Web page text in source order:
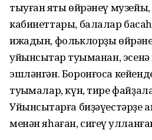
тыуған яҡты өйрәнеү
кабинеттары, балалар
ижадын, фольклорҙы
уйынсыҡтар туҡыманан,
эшләнгән. Боронғоса
туҡымалар, күн, тире
Уйынсыҡтарға биҙәүестәрҙе
менән яһаған, сигеү